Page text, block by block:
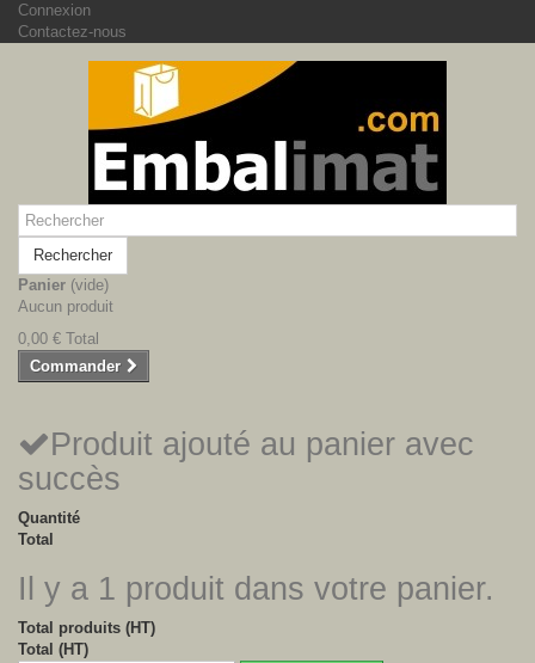
Connexion
Contactez-nous
Rechercher
Panier (vide)
Aucun produit
0,00 € Total
Commander
Produit ajouté au panier avec
succès
Quantité
Total
Il y a 1 produit dans votre panier.
Total produits (HT)
Total (HT)